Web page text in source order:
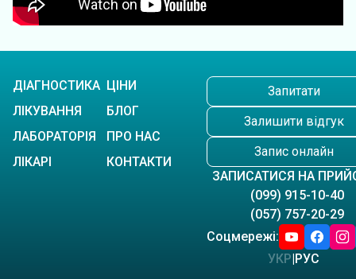
ДІАГНОСТИКА
ЛІКУВАННЯ
ЛАБОРАТОРІЯ
ЛІКАРІ
ЦІНИ
БЛОГ
ПРО НАС
КОНТАКТИ
Запитати
Залишити відгук
Запис онлайн
ЗАПИСАТИСЯ НА
(099) 915-10-40
(057) 757-20-29
Соцмережі:
УКР|РУС